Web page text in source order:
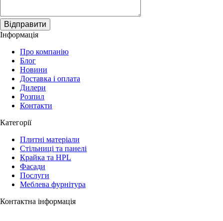
Відправити
Інформація
Про компанію
Блог
Новини
Доставка і оплата
Дилери
Розпил
Контакти
Категорії
Плитні матеріали
Стільниці та панелі
Крайка та HPL
Фасади
Послуги
Меблева фурнітура
Контактна інформація